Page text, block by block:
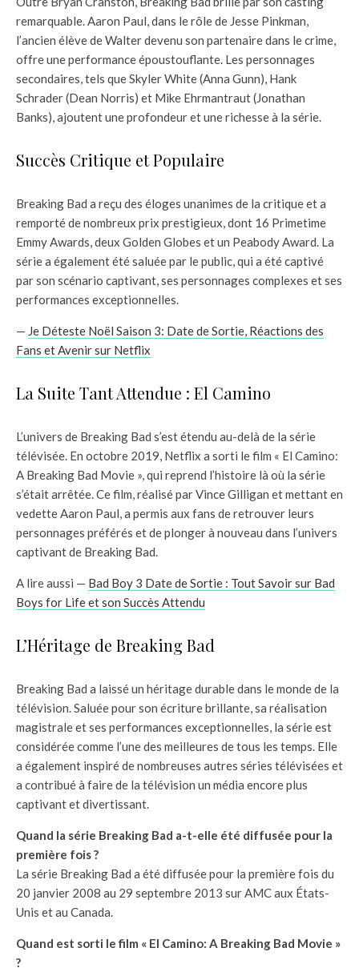
remarquable. Aaron Paul, dans le rôle de Jesse Pinkman,
l’ancien élève de Walter devenu son partenaire dans le crime,
offre une performance époustouflante. Les personnages
secondaires, tels que Skyler White (Anna Gunn), Hank
Schrader (Dean Norris) et Mike Ehrmantraut (Jonathan
Banks), ajoutent une profondeur et une richesse à la série.
Succès Critique et Populaire
Breaking Bad a reçu des éloges unanimes de la critique et a
remporté de nombreux prix prestigieux, dont 16 Primetime
Emmy Awards, deux Golden Globes et un Peabody Award. La
série a également été saluée par le public, qui a été captivé
par son scénario captivant, ses personnages complexes et ses
performances exceptionnelles.
— Je Déteste Noël Saison 3: Date de Sortie, Réactions des
Fans et Avenir sur Netflix
La Suite Tant Attendue : El Camino
L’univers de Breaking Bad s’est étendu au-delà de la série
télévisée. En octobre 2019, Netflix a sorti le film « El Camino:
A Breaking Bad Movie », qui reprend l’histoire là où la série
s’était arrêtée. Ce film, réalisé par Vince Gilligan et mettant en
vedette Aaron Paul, a permis aux fans de retrouver leurs
personnages préférés et de plonger à nouveau dans l’univers
captivant de Breaking Bad.
A lire aussi — Bad Boy 3 Date de Sortie : Tout Savoir sur Bad
Boys for Life et son Succès Attendu
L’Héritage de Breaking Bad
Breaking Bad a laissé un héritage durable dans le monde de la
télévision. Saluée pour son écriture brillante, sa réalisation
magistrale et ses performances exceptionnelles, la série est
considérée comme l’une des meilleures de tous les temps. Elle
a également inspiré de nombreuses autres séries télévisées et
a contribué à faire de la télévision un média encore plus
captivant et divertissant.
Quand la série Breaking Bad a-t-elle été diffusée pour la
première fois ?
La série Breaking Bad a été diffusée pour la première fois du
20 janvier 2008 au 29 septembre 2013 sur AMC aux États-
Unis et au Canada.
Quand est sorti le film « El Camino: A Breaking Bad Movie »
?